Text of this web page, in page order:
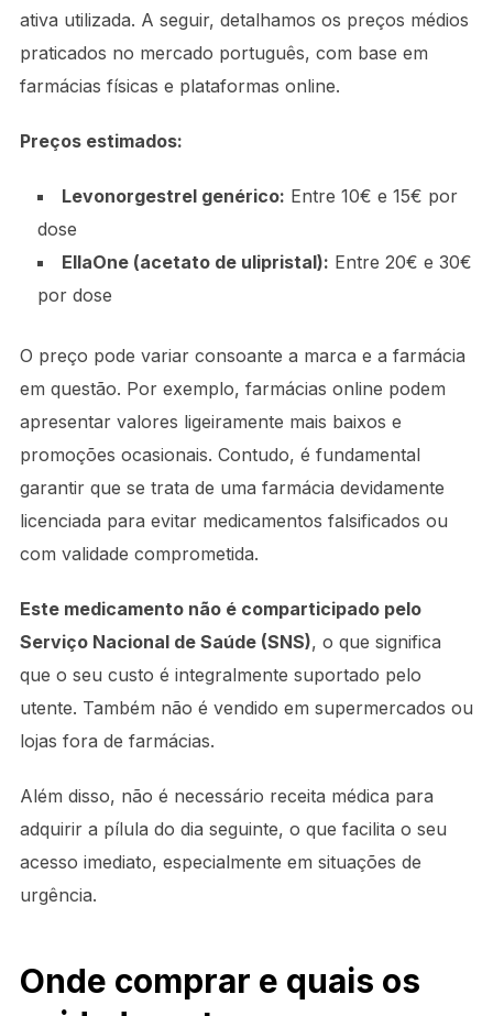
ativa utilizada. A seguir, detalhamos os preços médios
praticados no mercado português, com base em
farmácias físicas e plataformas online.
Preços estimados:
Levonorgestrel genérico: Entre 10€ e 15€ por
dose
EllaOne (acetato de ulipristal): Entre 20€ e 30€
por dose
O preço pode variar consoante a marca e a farmácia
em questão. Por exemplo, farmácias online podem
apresentar valores ligeiramente mais baixos e
promoções ocasionais. Contudo, é fundamental
garantir que se trata de uma farmácia devidamente
licenciada para evitar medicamentos falsificados ou
com validade comprometida.
Este medicamento não é comparticipado pelo
Serviço Nacional de Saúde (SNS), o que significa
que o seu custo é integralmente suportado pelo
utente. Também não é vendido em supermercados ou
lojas fora de farmácias.
Além disso, não é necessário receita médica para
adquirir a pílula do dia seguinte, o que facilita o seu
acesso imediato, especialmente em situações de
urgência.
Onde comprar e quais os